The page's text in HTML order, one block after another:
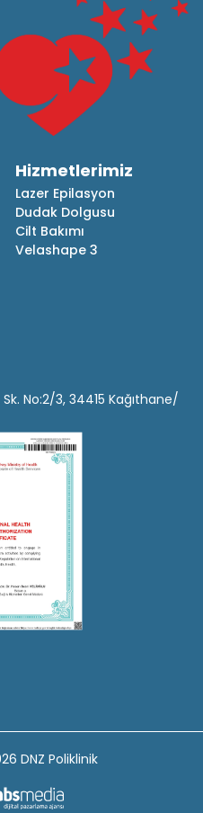
Hizmetlerimiz
Lazer Epilasyon
Dudak Dolgusu
Cilt Bakımı
Velashape 3
No:2/3, 34415 Kağıthane/
DNZ Poliklinik